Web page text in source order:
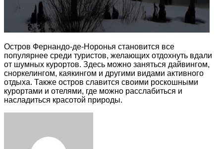
Остров Фернандо-де-Норонья становится все
популярнее среди туристов, желающих отдохнуть вдали
от шумных курортов. Здесь можно заняться дайвингом,
сноркелингом, каякингом и другими видами активного
отдыха. Также остров славится своими роскошными
курортами и отелями, где можно расслабиться и
насладиться красотой природы.